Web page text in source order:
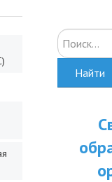
Искать...
Найти